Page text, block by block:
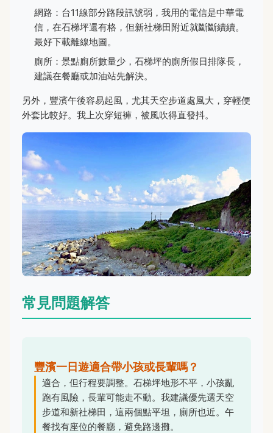
網路：台11線部分路段訊號弱，我用的電信是中華電
信，在石梯坪還有格，但新社梯田附近就斷斷續續。
最好下載離線地圖。
廁所：景點廁所數量少，石梯坪的廁所假日排隊長，
建議在餐廳或加油站先解決。
另外，豐濱午後容易起風，尤其天空步道處風大，穿輕便
外套比較好。我上次穿短褲，被風吹得直發抖。
常見問題解答
豐濱一日遊適合帶小孩或長輩嗎？
適合，但行程要調整。石梯坪地形不平，小孩亂
跑有風險，長輩可能走不動。我建議優先選天空
步道和新社梯田，這兩個點平坦，廁所也近。午
餐找有座位的餐廳，避免路邊攤。